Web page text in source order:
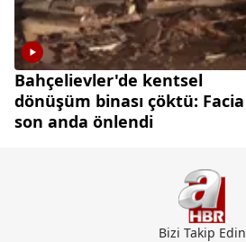
Bahçelievler'de kentsel
dönüşüm binası çöktü: Facia
son anda önlendi
Bizi Takip Edin